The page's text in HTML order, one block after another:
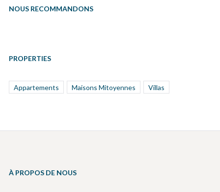
NOUS RECOMMANDONS
PROPERTIES
Appartements Maisons Mitoyennes Villas
À PROPOS DE NOUS